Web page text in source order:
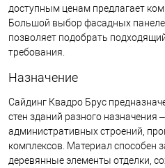
доступным ценам предлагает
Большой выбор фасадных
позволяет подобрать
требования.
Назначение
Сайдинг Квадро Брус
стен зданий разного назначения
административных строений,
комплексов. Материал способен
деревянные элементы отделки,